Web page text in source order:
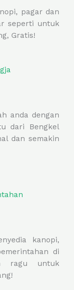
pagar dan
seperti untuk
Gratis!
anda dengan
dari Bengkel
dan semakin
kanopi,
di
ragu untuk